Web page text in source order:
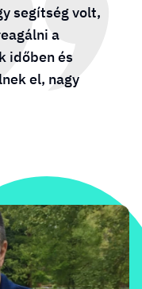
segítség volt,
a
időben és
el, nagy